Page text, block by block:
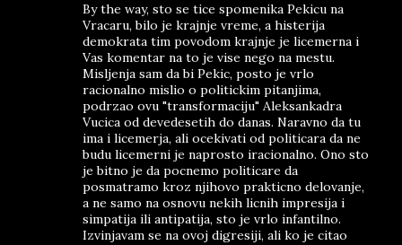
By the way, sto se tice spomenika Pekicu na
Vracaru, bilo je krajnje vreme, a histerija
demokrata tim povodom krajnje je licemerna i
Vas komentar na to je vise nego na mestu.
Misljenja sam da bi Pekic, posto je vrlo
racionalno mislio o politickim pitanjima,
podrzao ovu "transformaciju" Aleksankadra
Vucica od devedesetih do danas. Naravno da tu
ima i licemerja, ali ocekivati od politicara da ne
budu licemerni je naprosto iracionalno. Ono sto
je bitno je da pocnemo politicare da
posmatramo kroz njihovo prakticno delovanje,
a ne samo na osnovu nekih licnih impresija i
simpatija ili antipatija, sto je vrlo infantilno.
Izvinjavam se na ovoj digresiji, ali ko je citao